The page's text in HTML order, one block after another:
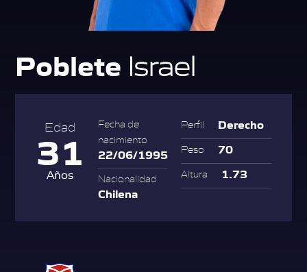
Poblete Israel
Edad
31
Años
Fecha de
nacimiento
22/06/1995
Nacionalidad
Chilena
Perfil Derecho
Peso 70
Altura 1.73